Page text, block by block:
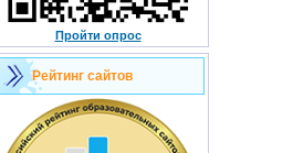
Пройти опрос
Рейтинг сайтов